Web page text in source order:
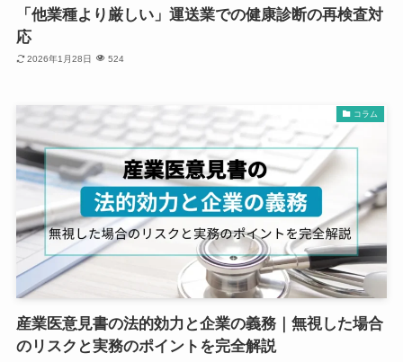
「他業種より厳しい」運送業での健康診断の再検査対
応
2026年1月28日 524
コラム
産業医意見書の法的効力と企業の義務｜無視した場合
のリスクと実務のポイントを完全解説